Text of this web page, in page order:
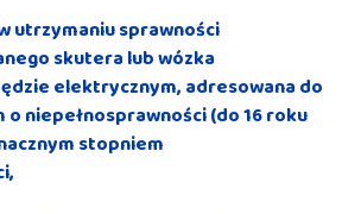
utrzymaniu sprawności
skutera lub wózka
elektrycznym, adresowana do
niepełnosprawności (do 16 roku
stopniem